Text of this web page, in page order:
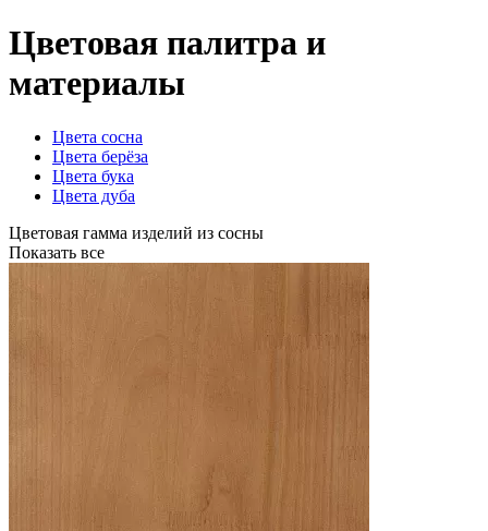
Цветовая палитра и
материалы
Цвета сосна
Цвета берёза
Цвета бука
Цвета дуба
Цветовая гамма изделий из сосны
Показать все